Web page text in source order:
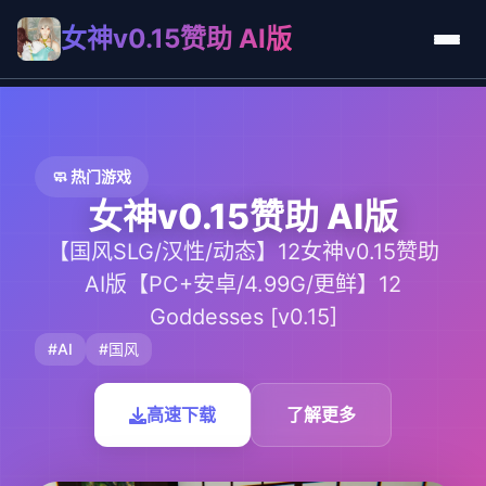
女神v0.15赞助 AI版
🧼 热门游戏
女神v0.15赞助 AI版
【国风SLG/汉性/动态】12女神v0.15赞助
AI版【PC+安卓/4.99G/更鲜】12
Goddesses [v0.15]
#AI #国风
高速下载 了解更多